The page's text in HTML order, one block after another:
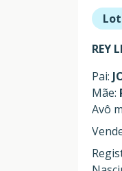
REY
Pai:
Mãe:
Avô